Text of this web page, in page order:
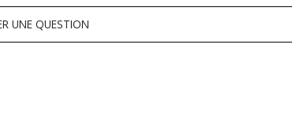
UNE QUESTION